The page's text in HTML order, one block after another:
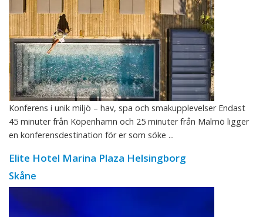
Konferens i unik miljö – hav, spa och smakupplevelser Endast
45 minuter från Köpenhamn och 25 minuter från Malmö ligger
en konferensdestination för er som söke ...
Elite Hotel Marina Plaza Helsingborg
Skåne